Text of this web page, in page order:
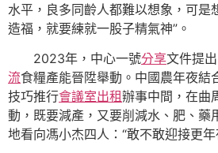
水平，良多同齡人都難以想象，可是
造福，就要練就一股子精氣神”。
2023年，中心一號分享文件提
流食糧產能晉陞舉動。中國農年夜結
技巧推行會議室出租辦事中間，在曲
動，既要減產，又要削減水、肥、藥
地看向馮小杰四人：“敢不敢迎接更